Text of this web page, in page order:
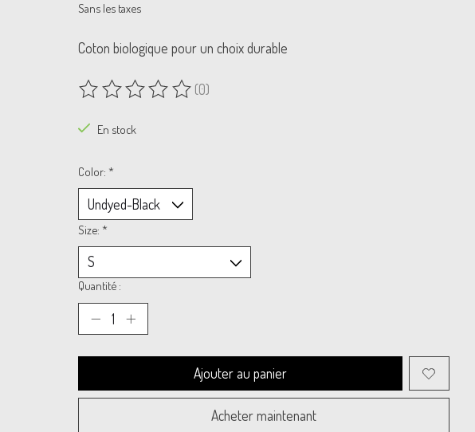
Sans les taxes
Coton biologique pour un choix durable
Ce produit est évalué à0
(0)
En stock
Color: *
Size: *
Quantité :
Ajouter au panier
Acheter maintenant